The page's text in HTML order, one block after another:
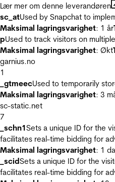
Lær mer om denne leverandøren
sc_atUsed by Snapchat to
Maksimal lagringsvarighet: 1 år
pUsed to track visitors on
Maksimal lagringsvarighet: Økt
garnius.no
1
_gtmeecUsed to temporarily
Maksimal lagringsvarighet: 3
sc-static.net
7
_schn1Sets a unique ID for the
facilitates real-time bidding for
Maksimal lagringsvarighet: 1
_scidSets a unique ID for the
facilitates real-time bidding for